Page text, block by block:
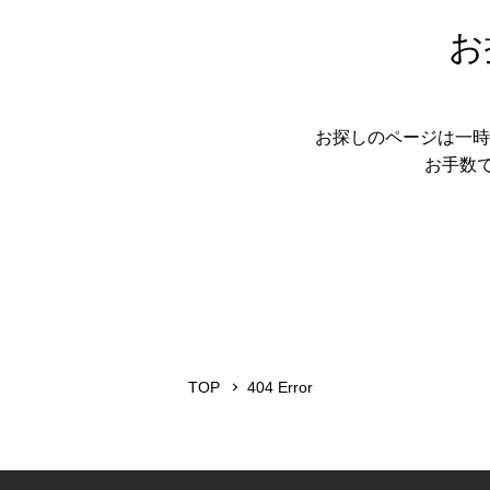
お探しのページは一
お手数
TOP 404 Error